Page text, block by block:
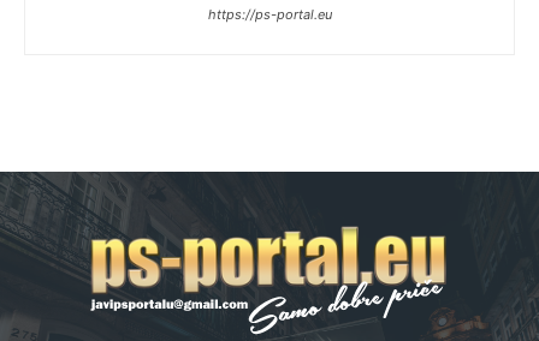
https://ps-portal.eu